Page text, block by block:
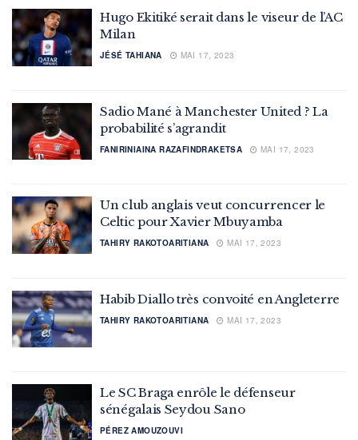
Hugo Ekitiké serait dans le viseur de l’AC
Milan
JÉSÉ TAHIANA MAI 17, 2023
Sadio Mané à Manchester United ? La
probabilité s’agrandit
FANIRINIAINA RAZAFINDRAKETSA MAI 17, 2023
Un club anglais veut concurrencer le
Celtic pour Xavier Mbuyamba
TAHIRY RAKOTOARITIANA MAI 17, 2023
Habib Diallo très convoité en Angleterre
TAHIRY RAKOTOARITIANA MAI 17, 2023
Le SC Braga enrôle le défenseur
sénégalais Seydou Sano
PÉREZ AMOUZOUVI